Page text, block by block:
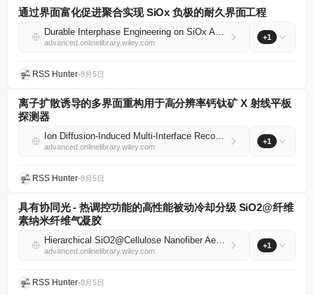
通过界面富化促进聚合实现 SiOx 负极的耐久界面工程
Durable Interphase Engineering on SiOx Anodes Through Interfacial‐Enrichment‐Facilitated Polymerization
advanced.onlinelibrary.wiley.com
+1
RSS Hunter•8月5日
离子扩散诱导的多界面重构用于高分辨率钙钛矿 X 射线平板
探测器
Ion Diffusion‐Induced Multi‐Interface Reconstruction for High‐Resolution Perovskite X‐Ray Flat‐Panel Detectors
advanced.onlinelibrary.wiley.com
+1
RSS Hunter•8月5日
具有协同光 - 热调控功能的高性能被动冷却分级 SiO2@纤维
素纳米纤维气凝胶
Hierarchical SiO2@Cellulose Nanofiber Aerogels With Synergistic Optical–Thermal Regulation for High‐Performance Passive Cooling
advanced.onlinelibrary.wiley.com
+1
RSS Hunter•8月5日